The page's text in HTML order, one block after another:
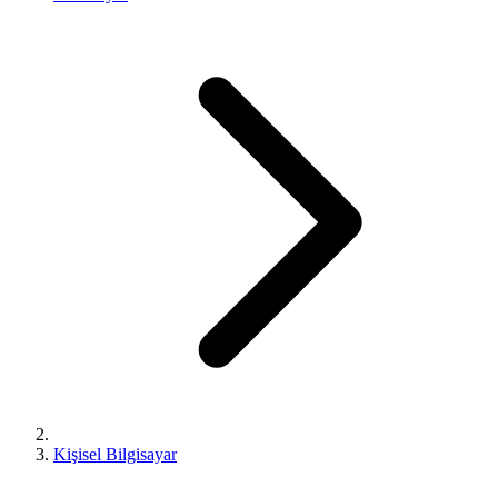
Kişisel Bilgisayar